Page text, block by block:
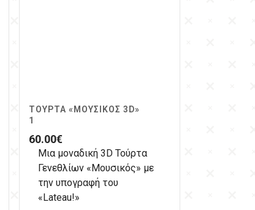
ΤΟΎΡΤΑ «ΜΟΥΣΙΚΌΣ 3D»
1
60.00€
Μια μοναδική 3D Τούρτα
Γενεθλίων «Μουσικός» με
την υπογραφή του
«Lateau!»